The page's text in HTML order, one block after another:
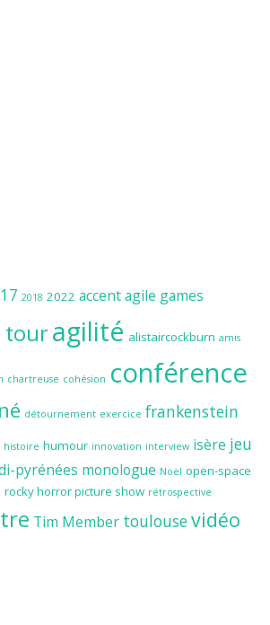
2018 2022 accentagile games
touragilité alistaircockburn amis
chartreuse cohésion conférence
détournement exercice frankenstein
histoire humour innovation interview isère jeu
pyrénées monologue Noël open-space
rocky horror picture show rétrospective
Tim Member toulousevidéo